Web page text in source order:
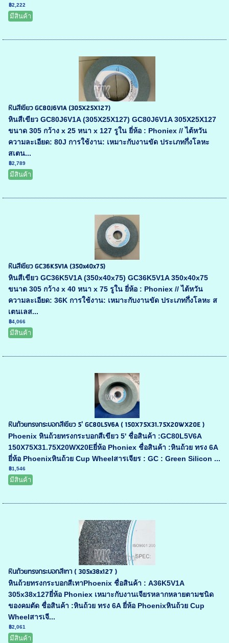
฿2,222
มีสินค้า
หินสีเขียว GC80J6V1A (305X25X127)
หินสีเขียว GC80J6V1A (305X25X127) GC80J6V1A 305X25X127
ขนาด 305 กว้าง x 25 หนา x 127 รูใน ยี่ห้อ : Phoniex // ไต้หวัน
ความละเอียด: 80J การใช้งาน: เหมาะกับงานขัด ประเภทกึ่งโลหะ
สเตน...
฿2,789
มีสินค้า
หินสีเขียว GC36K5V1A (350x40x75)
หินสีเขียว GC36K5V1A (350x40x75) GC36K5V1A 350x40x75
ขนาด 305 กว้าง x 40 หนา x 75 รูใน ยี่ห้อ : Phoniex // ไต้หวัน
ความละเอียด: 36K การใช้งาน: เหมาะกับงานขัด ประเภทกึ่งโลหะ ส
เตนเลส...
฿4,066
มีสินค้า
หินถ้วยทรงกระบอกสีเขียว 5' GC80L5V6A ( 150X75X31.75X20WX20E )
Phoenix หินถ้วยทรงกระบอกสีเขียว 5' ชื่อสินค้า :GC80L5V6A
150X75X31.75X20WX20Eยี่ห้อ Phoniex ชื่อสินค้า :หินถ้วย ทรง 6A
ยี่ห้อ Phoenixหินถ้วย Cup Wheelสารเจียร : GC : Green Silicon ...
฿1,546
มีสินค้า
หินถ้วยทรงกระบอกสีเทา ( 305x38x127 )
หินถ้วยทรงกระบอกสีเทาPhoenix ชื่อสินค้า : A36K5V1A
305x38x127ยี่ห้อ Phoniex เหมาะกับงานเจียรหลากหลายตามชนิด
ของคมตัด ชื่อสินค้า :หินถ้วย ทรง 6A ยี่ห้อ Phoenixหินถ้วย Cup
Wheelสารเจี...
฿2,061
มีสินค้า